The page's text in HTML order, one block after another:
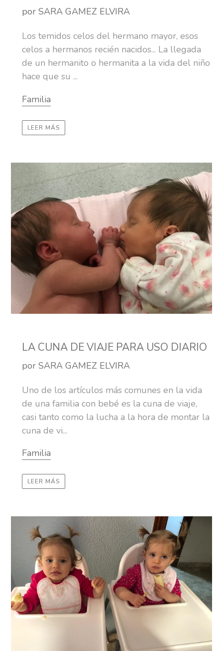
por SARA GAMEZ ELVIRA
Los temidos celos del hermano mayor, esos
celos a hermanos recién nacidos... La llegada
de un hermanito o hermanita a la vida del niño
hace que su ...
Familia
LEER MÁS
LA CUNA DE VIAJE PARA USO DIARIO
por SARA GAMEZ ELVIRA
Uno de los artículos más comunes en la vida
de una familia con bebé es la cuna de viaje,
casi tanto como la lucha a la hora de montar la
cuna de vi...
Familia
LEER MÁS